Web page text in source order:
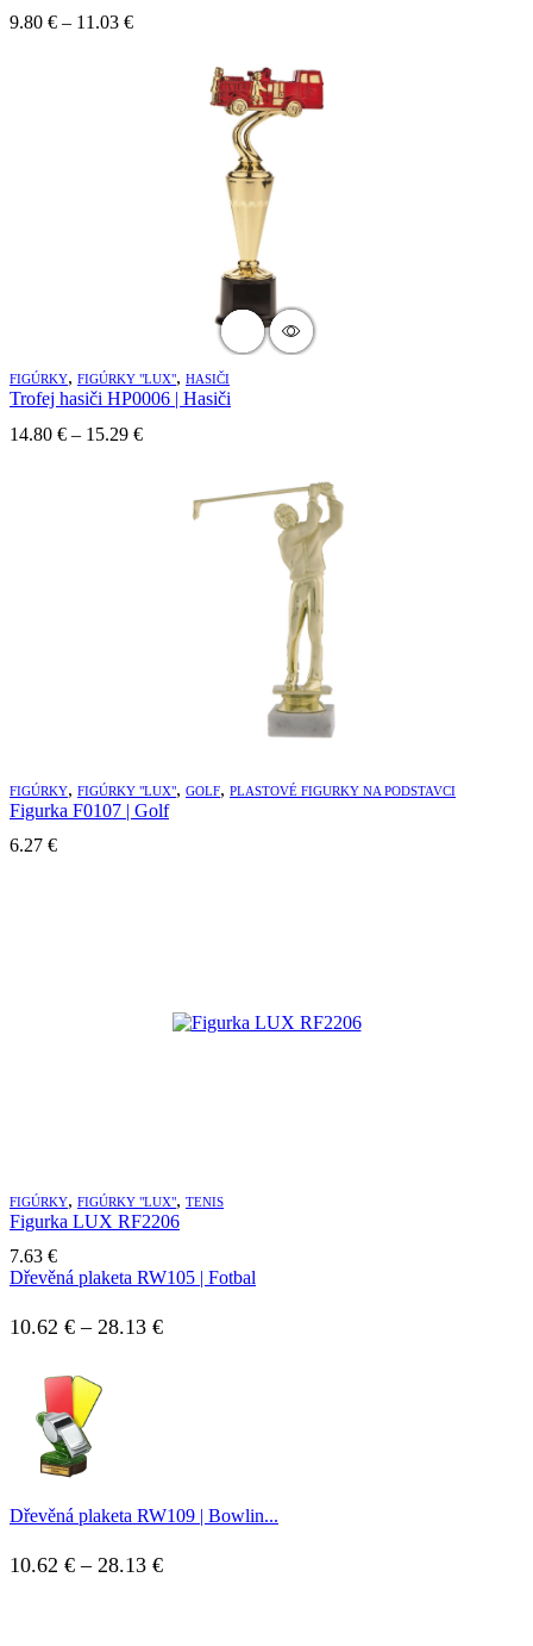
9.80 € – 11.03 €
FIGÚRKY, FIGÚRKY "LUX", HASIČI
Trofej hasiči HP0006 | Hasiči
14.80 € – 15.29 €
FIGÚRKY, FIGÚRKY "LUX", GOLF, PLASTOVÉ FIGURKY NA PODSTAVCI
Figurka F0107 | Golf
6.27 €
FIGÚRKY, FIGÚRKY "LUX", TENIS
Figurka LUX RF2206
7.63 €
Dřevěná plaketa RW105 | Fotbal
10.62 € – 28.13 €
Dřevěná plaketa RW109 | Bowlin...
10.62 € – 28.13 €